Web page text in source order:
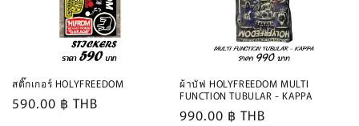
สติ๊กเกอร์ HOLYFREEDOM
Regular
590.00 ฿ THB
ผ้าบัฟ HOLYFREEDOM MULTI
FUNCTION TUBULAR - KAPPA
Regular
990.00 ฿ THB